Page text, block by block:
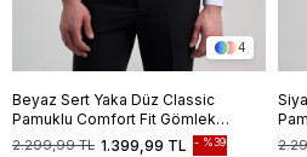
4
Beyaz Sert Yaka Düz Classic
Pamuklu Comfort Fit Gömlek
1004250213 1.399,99 TL
2.299,99 TL %39